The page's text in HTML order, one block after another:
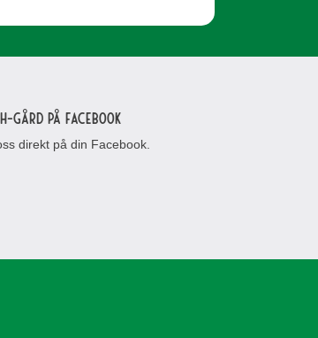
gård på Facebook
direkt på din Facebook.